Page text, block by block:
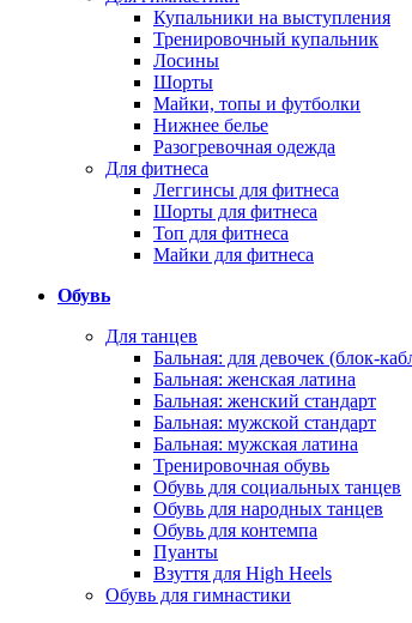
Купальники на выступления
Тренировочный купальник
Лосины
Шорты
Майки, топы и футболки
Нижнее белье
Разогревочная одежда
Для фитнеса
Леггинсы для фитнеса
Шорты для фитнеса
Топ для фитнеса
Майки для фитнеса
Обувь
Для танцев
Бальная: для девочек (блок-
Бальная: женская латина
Бальная: женский стандарт
Бальная: мужской стандарт
Бальная: мужская латина
Тренировочная обувь
Обувь для социальных танцев
Обувь для народных танцев
Обувь для контемпа
Пуанты
Взуття для High Heels
Обувь для гимнастики